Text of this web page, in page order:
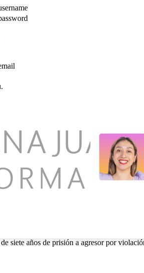
siete años de prisión a agresor por